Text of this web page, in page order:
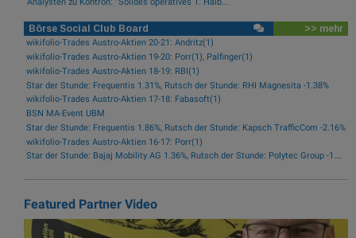
Börse Social Club Board >> mehr
wikifolio-Trades Austro-Aktien 20-21: Andritz(1)
wikifolio-Trades Austro-Aktien 19-20: Porr(1), Palfinger(1)
wikifolio-Trades Austro-Aktien 18-19: RBI(1)
Star der Stunde: Frequentis 1.31%, Rutsch der Stunde: RHI Magnesita -1.38%
wikifolio-Trades Austro-Aktien 17-18: Fabasoft(1)
BSN MA-Event UBM
Star der Stunde: Frequentis 1.86%, Rutsch der Stunde: Kapsch TrafficCom -2.16%
wikifolio-Trades Austro-Aktien 16-17: Porr(1)
Star der Stunde: Bajaj Mobility AG 1.36%, Rutsch der Stunde: Polytec Group -1.81%
Featured Partner Video